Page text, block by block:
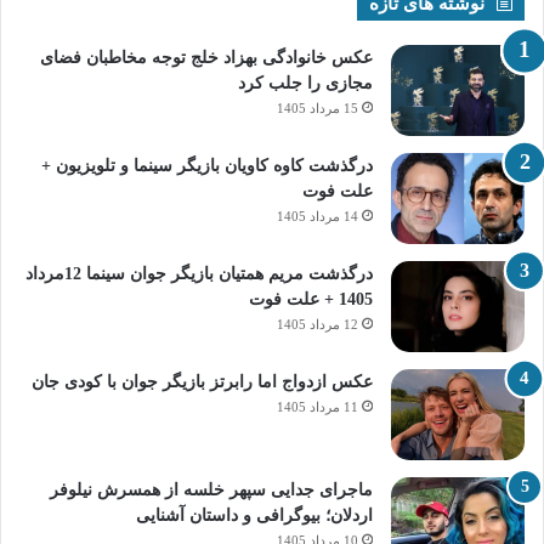
عکس خانوادگی بهزاد خلج توجه مخاطبان فضای
مجازی را جلب کرد
15 مرداد 1405
درگذشت کاوه کاویان بازیگر سینما و تلویزیون +
علت فوت
14 مرداد 1405
درگذشت مریم همتیان بازیگر جوان سینما 12مرداد
1405 + علت فوت
12 مرداد 1405
عکس ازدواج اما رابرتز بازیگر جوان با کودی جان
11 مرداد 1405
ماجرای جدایی سپهر خلسه از همسرش نیلوفر
اردلان؛ بیوگرافی و داستان آشنایی
10 مرداد 1405